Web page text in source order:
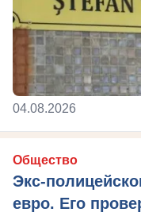
04.08.2026
Общество
Экс-
евро. Его